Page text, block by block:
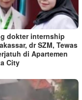
dokter internship
dr SZM, Tewas
di Apartemen
City